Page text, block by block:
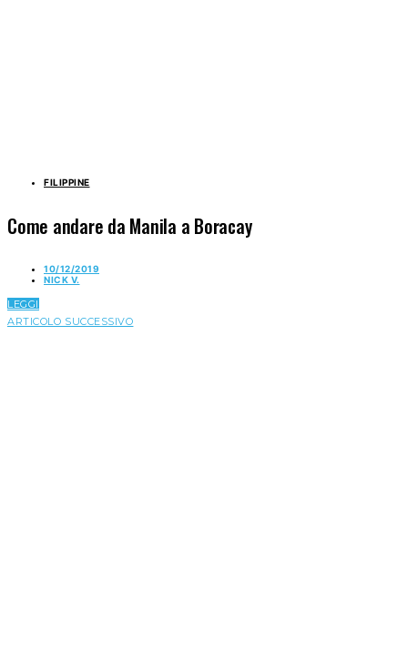
FILIPPINE
Come andare da Manila a Boracay
10/12/2019
NICK V.
LEGGI
ARTICOLO SUCCESSIVO